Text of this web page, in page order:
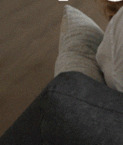
Mueble
120 Cm
USD